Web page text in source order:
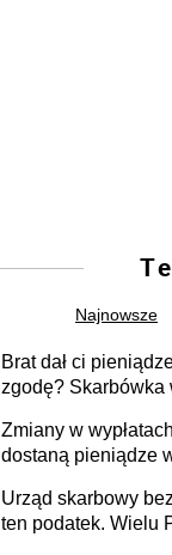
Najnowsze
Brat dał ci
zgodę? Skarbówka
Zmiany w
dostaną pieniądze
Urząd skarbowy
ten podatek. Wielu